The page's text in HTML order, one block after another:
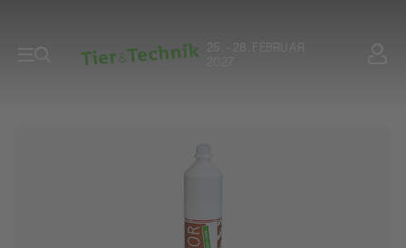
25. - 28. FEBRUAR